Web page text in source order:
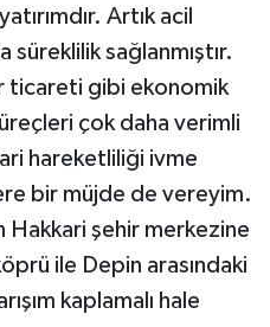
Artık acil
süreklilik sağlanmıştır.
ticareti gibi ekonomik
çok daha verimli
hareketliliği ivme
bir müjde de vereyim.
Hakkari şehir merkezine
ile Depin arasındaki
kaplamalı hale